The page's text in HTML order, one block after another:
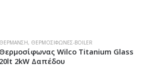
ΘΈΡΜΑΝΣΗ, ΘΕΡΜΟΣΊΦΩΝΕΣ-BOILER
Θερμοσίφωνας Wilco Titanium Glass
20lt 2kW Δαπέδου